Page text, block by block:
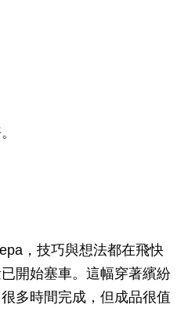
，技巧與想法都在飛快
開始塞車。這幅穿著繽紛
多時間完成，但成品很值